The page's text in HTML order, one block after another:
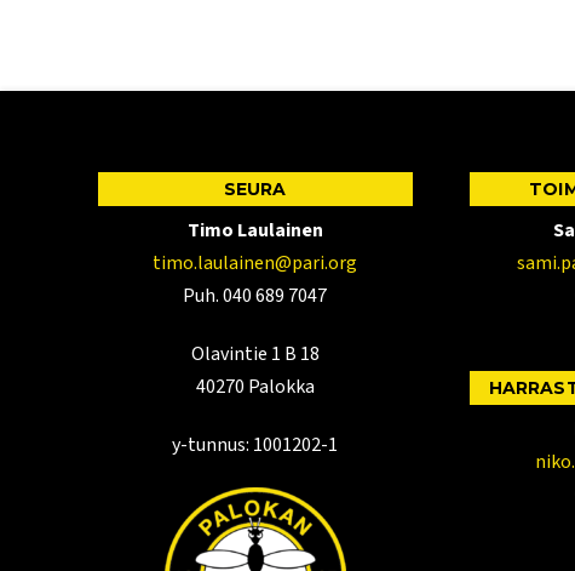
SEURA
Timo Laulainen
timo.laulainen@pari.org
Puh. 040 689 7047
Olavintie 1 B 18
40270 Palokka
y-tunnus: 1001202-1